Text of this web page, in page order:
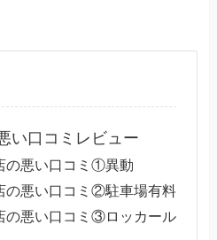
い口コミレビュー
の悪い口コミ①異動
の悪い口コミ②駐車場有料
の悪い口コミ③ロッカール